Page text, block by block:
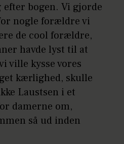
bogen. Vi gjorde
nogle forældre vi
de cool forældre,
havde lyst til at
ville kysse vores
kærlighed, skulle
Laustsen i et
damerne om,
så ud inden